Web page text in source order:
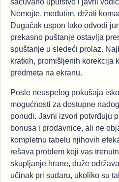
Nemojte, međutim, držati
Dugačak uspon lako odvodi
prekasno puštanje ostavlja
spuštanje u sledeći prolaz.
kratkih, promišljenih korekcija
predmeta na ekranu.
Posle neuspelog pokušaja
mogućnosti za dostupne
ponudi. Javni izvori potvrđuju
bonusa i prodavnice, ali ne
kompletnu tabelu njihovih
rešava problem koji vas
skupljanje hrane, duže
učinak pri sudaru, ukoliko su